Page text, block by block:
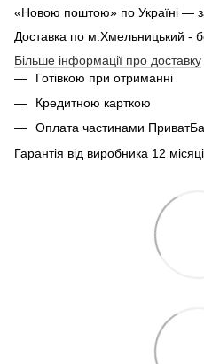
«Новою поштою» по Україні —
Доставка по м.Хмельницький -
Більше інформації про доставку
Готівкою при отриманні
Кредитною карткою
Оплата частинами
Гарантія від виробника 12